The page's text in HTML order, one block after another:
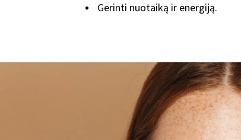
Gerinti nuotaiką ir energiją.